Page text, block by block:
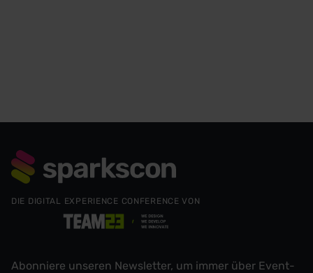
DIE DIGITAL EXPERIENCE CONFERENCE VON
Abonniere unseren Newsletter, um immer über Event-